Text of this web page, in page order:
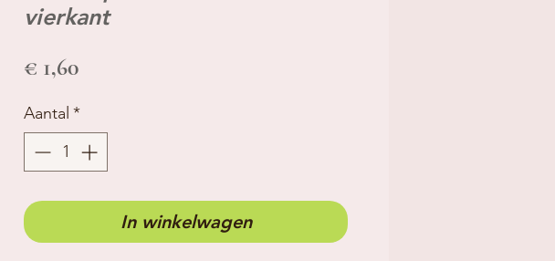
vierkant
€ 1,60Prijs
Aantal *
In winkelwagen